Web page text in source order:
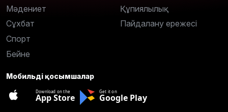
Мәдениет
Сұхбат
Спорт
Бейне
Құпиялылық
Пайдалану ережесі
Мобильді қосымшалар
Download on the
App Store
Get it on
Google Play